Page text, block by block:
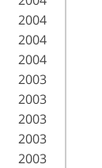
2004 "מציירים את מזל", גלריה באר-צבע, ב"ש
2004 "משואה לתקומה", גלריה באר-צבע, ב"ש
2004 "אקוורל-נופים נגב מדבר", גלריה באר-צבע, ב"ש
2003 "ואהבת לרעך", מרכז פיס דליית אל-כרמל
2003 "אור וצבע", ספריה עירונית ב"ש
2003 "ואהבתלרעך ", מרכז הקונגרסים חיפה
2003 "משואה לתקומה", יד לבנים ב"ש
2003 "קרנבל צבעים", ספריה עירונית ב"ש